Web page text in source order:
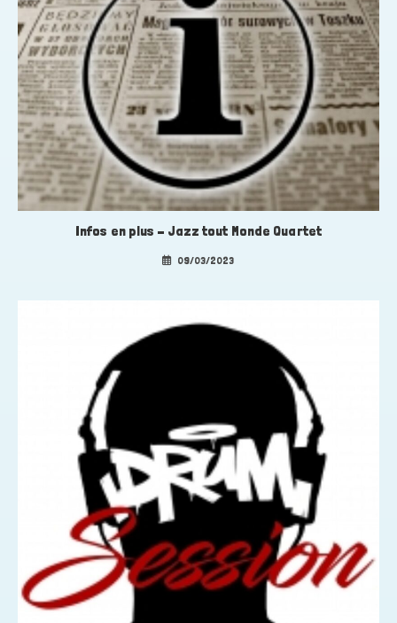
Infos en plus – Jazz tout Monde Quartet
09/03/2023